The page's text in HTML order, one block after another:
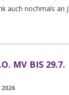
auch nochmals an
MV BIS 29.7.
2026